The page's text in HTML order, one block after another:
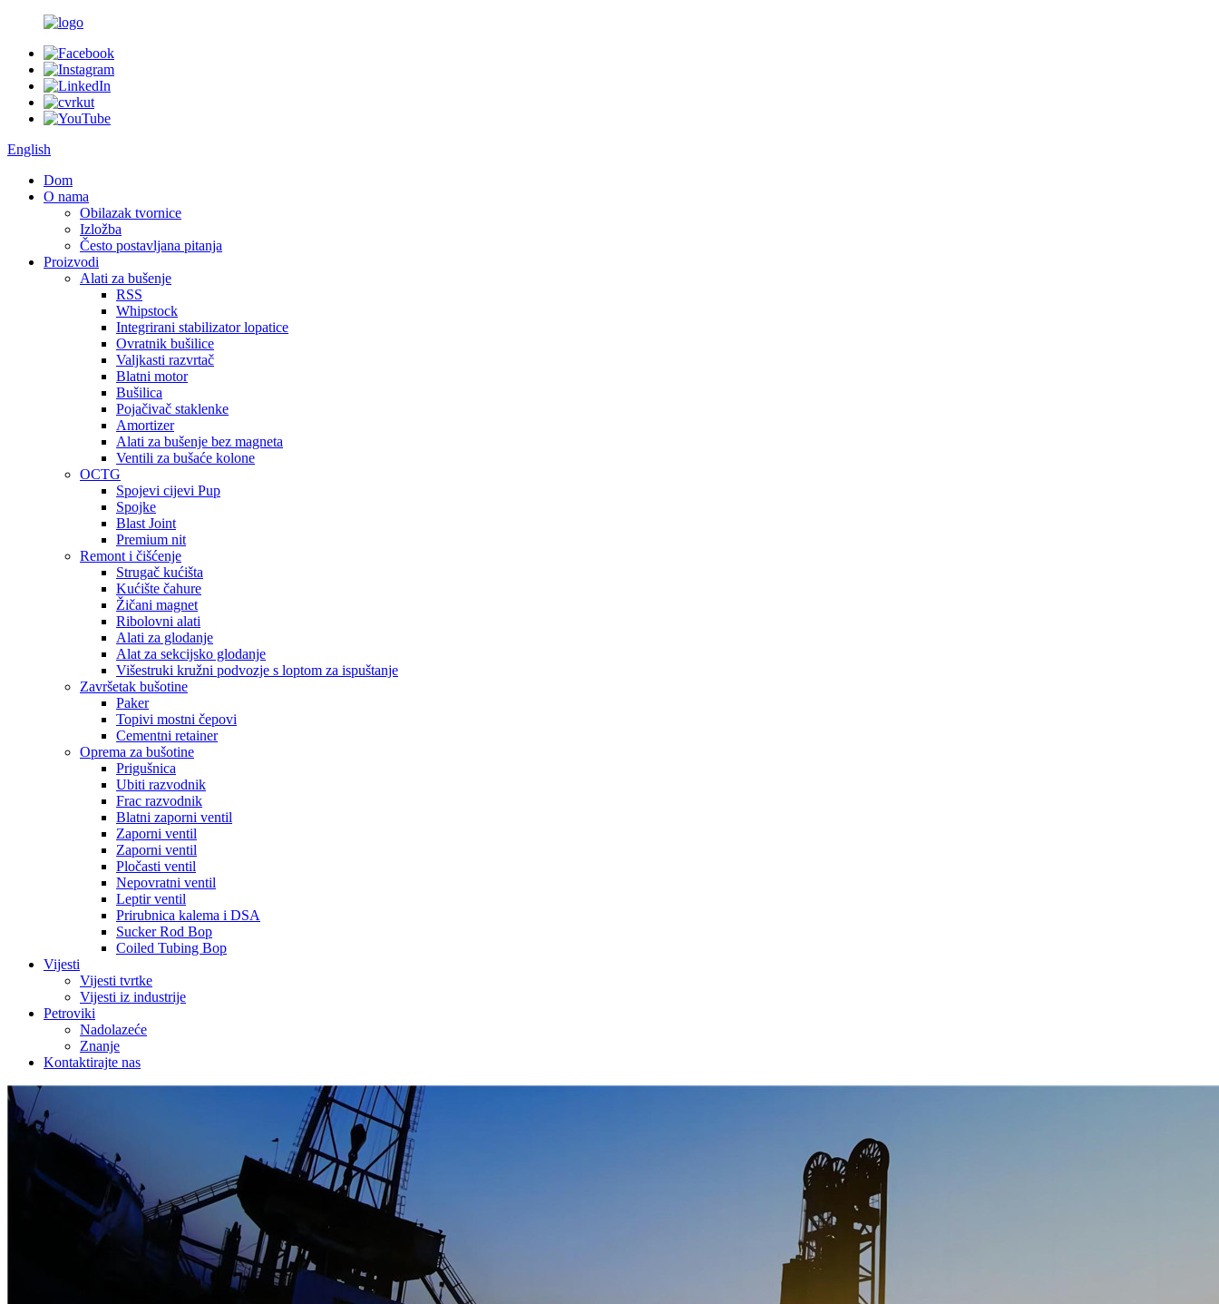
English
Dom
O nama
Obilazak tvornice
Izložba
Često postavljana pitanja
Proizvodi
Alati za bušenje
RSS
Whipstock
Integrirani stabilizator lopatice
Ovratnik bušilice
Valjkasti razvrtač
Blatni motor
Bušilica
Pojačivač staklenke
Amortizer
Alati za bušenje bez magneta
Ventili za bušaće kolone
OCTG
Spojevi cijevi Pup
Spojke
Blast Joint
Premium nit
Remont i čišćenje
Strugač kućišta
Kućište čahure
Žičani magnet
Ribolovni alati
Alati za glodanje
Alat za sekcijsko glodanje
Višestruki kružni podvozje s loptom za ispuštanje
Završetak bušotine
Paker
Topivi mostni čepovi
Cementni retainer
Oprema za bušotine
Prigušnica
Ubiti razvodnik
Frac razvodnik
Blatni zaporni ventil
Zaporni ventil
Zaporni ventil
Pločasti ventil
Nepovratni ventil
Leptir ventil
Prirubnica kalema i DSA
Sucker Rod Bop
Coiled Tubing Bop
Vijesti
Vijesti tvrtke
Vijesti iz industrije
Petroviki
Nadolazeće
Znanje
Kontaktirajte nas